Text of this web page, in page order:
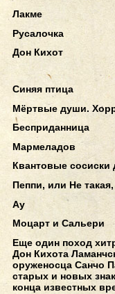
Лакме
Русалочка
Дон Кихот
Синяя птица
Мёртвые души.
Бесприданница
Мармеладов
Квантовые сосиски
Пеппи, или Не такая,
Ау
Моцарт и Сальери
Еще один поход
Дон Кихота
оруженосца Санчо
старых и новых
конца известных